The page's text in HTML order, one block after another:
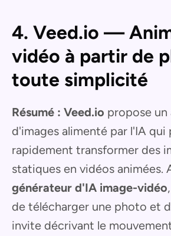
4. Veed.io —
vidéo à partir de
toute simplicité
Résumé : Veed.io propose un
d'images alimenté par l'IA qui
rapidement transformer des
statiques en vidéos animées.
générateur d'IA image-vidéo
de télécharger une photo et
invite décrivant le